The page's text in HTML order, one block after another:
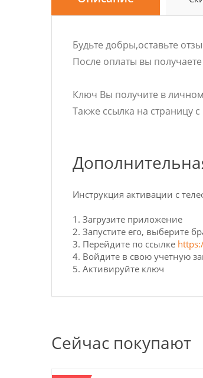
Будьте добры,оставьте
После оплаты вы
Ключ Вы получите в
Также ссылка на страницу
Инструкция активации с
1. Загрузите приложение
2. Запустите его, выберите
3. Перейдите по ссылке
4. Войдите в свою учетную
5. Активируйте ключ
Сейчас покупают